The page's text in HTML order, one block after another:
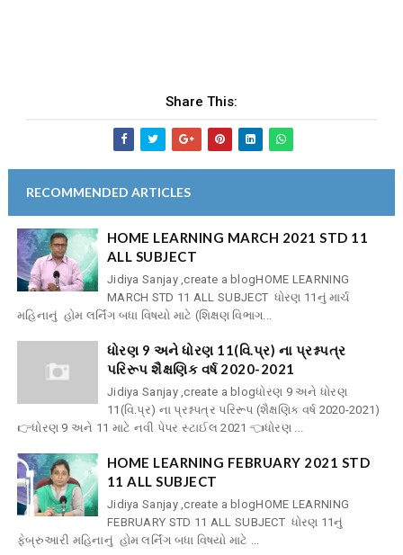
Share This:
RECOMMENDED ARTICLES
HOME LEARNING MARCH 2021 STD 11
ALL SUBJECT
Jidiya Sanjay ,create a blogHOME LEARNING
MARCH STD 11 ALL SUBJECT ધોરણ 11નું માર્ચ
મહિનાનું હોમ લર્નિંગ બધા વિષયો માટે (શિક્ષણ વિભાગ...
ધોરણ 9 અને ધોરણ 11(વિ.પ્ર) ના પ્રશ્નપત્ર
પરિરૂપ શૈક્ષણિક વર્ષ 2020-2021
Jidiya Sanjay ,create a blogધોરણ 9 અને ધોરણ
11(વિ.પ્ર) ના પ્રશ્નપત્ર પરિરૂપ (શૈક્ષણિક વર્ષ 2020-2021)
👉ધોરણ 9 અને 11 માટે નવી પેપર સ્ટાઈલ 2021 👈ધોરણ ...
HOME LEARNING FEBRUARY 2021 STD
11 ALL SUBJECT
Jidiya Sanjay ,create a blogHOME LEARNING
FEBRUARY STD 11 ALL SUBJECT ધોરણ 11નું
ફેબ્રુઆરી મહિનાનું હોમ લર્નિંગ બધા વિષયો માટે ...